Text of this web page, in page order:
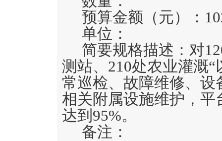
预算金额（元）：
单位：
简要规格描述： 对
测站、210处农业灌溉
常巡检、故障维修、
相关附属设施维护，平
达到95%。
备注：